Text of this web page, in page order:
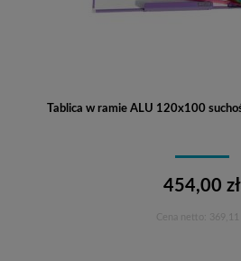
Tablica w ramie ALU 120x100
454,00 zł
369,11